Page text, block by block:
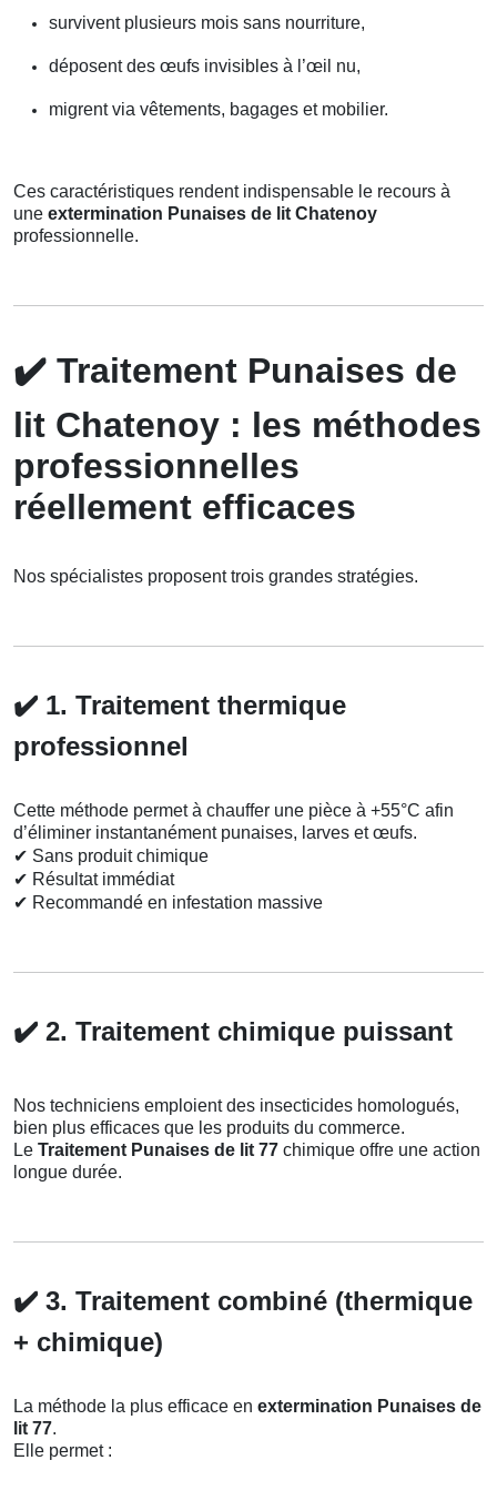
survivent plusieurs mois sans nourriture,
déposent des œufs invisibles à l’œil nu,
migrent via vêtements, bagages et mobilier.
Ces caractéristiques rendent indispensable le recours à
une extermination Punaises de lit Chatenoy
professionnelle.
✔️ Traitement Punaises de
lit Chatenoy : les méthodes
professionnelles
réellement efficaces
Nos spécialistes proposent trois grandes stratégies.
✔️ 1. Traitement thermique
professionnel
Cette méthode permet à chauffer une pièce à +55°C afin
d’éliminer instantanément punaises, larves et œufs.
✔ Sans produit chimique
✔ Résultat immédiat
✔ Recommandé en infestation massive
✔️ 2. Traitement chimique puissant
Nos techniciens emploient des insecticides homologués,
bien plus efficaces que les produits du commerce.
Le Traitement Punaises de lit 77 chimique offre une action
longue durée.
✔️ 3. Traitement combiné (thermique
+ chimique)
La méthode la plus efficace en extermination Punaises de
lit 77.
Elle permet :